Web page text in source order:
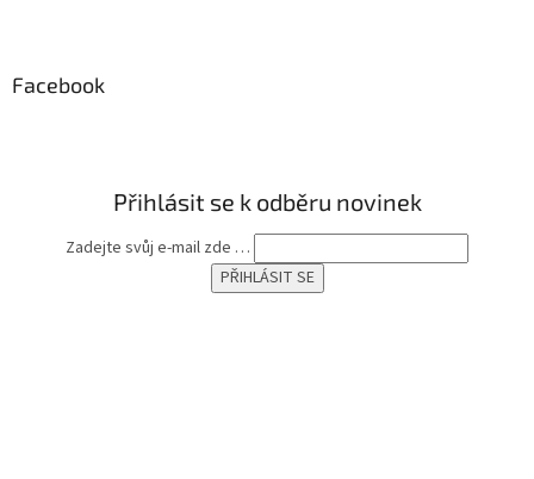
Facebook
Přihlásit se k odběru novinek
Zadejte svůj e-mail zde …